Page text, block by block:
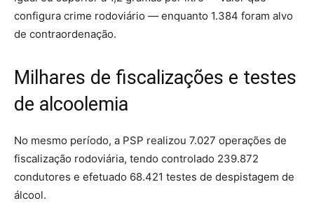
configura crime rodoviário — enquanto 1.384 foram alvo
de contraordenação.
Milhares de fiscalizações e testes
de alcoolemia
No mesmo período, a PSP realizou 7.027 operações de
fiscalização rodoviária, tendo controlado 239.872
condutores e efetuado 68.421 testes de despistagem de
álcool.